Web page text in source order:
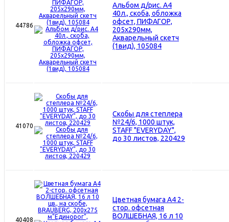
44786
Альбом д/рис. А4
40л., скоба, обложка
офсет, ПИФАГОР,
205х290мм,
Акварельный скетч
(1вид), 105084
41070
Скобы для степлера
№24/6, 1000 штук,
STAFF "EVERYDAY",
до 30 листов, 220429
40408
Цветная бумага А4 2-
стор. офсетная
ВОЛШЕБНАЯ, 16 л 10